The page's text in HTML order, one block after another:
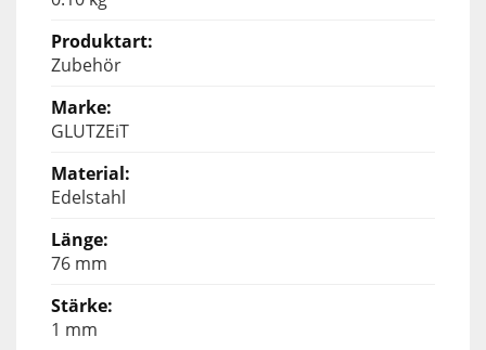
Zubehör
GLUTZEiT
Edelstahl
76 mm
1 mm